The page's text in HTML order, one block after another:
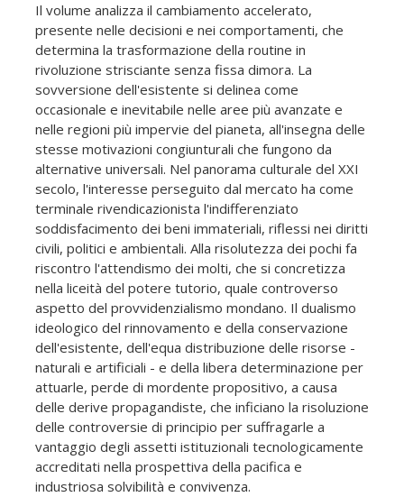
Il volume analizza il cambiamento accelerato,
presente nelle decisioni e nei comportamenti, che
determina la trasformazione della routine in
rivoluzione strisciante senza fissa dimora. La
sovversione dell'esistente si delinea come
occasionale e inevitabile nelle aree più avanzate e
nelle regioni più impervie del pianeta, all'insegna delle
stesse motivazioni congiunturali che fungono da
alternative universali. Nel panorama culturale del XXI
secolo, l'interesse perseguito dal mercato ha come
terminale rivendicazionista l'indifferenziato
soddisfacimento dei beni immateriali, riflessi nei diritti
civili, politici e ambientali. Alla risolutezza dei pochi fa
riscontro l'attendismo dei molti, che si concretizza
nella liceità del potere tutorio, quale controverso
aspetto del provvidenzialismo mondano. Il dualismo
ideologico del rinnovamento e della conservazione
dell'esistente, dell'equa distribuzione delle risorse -
naturali e artificiali - e della libera determinazione per
attuarle, perde di mordente propositivo, a causa
delle derive propagandiste, che inficiano la risoluzione
delle controversie di principio per suffragarle a
vantaggio degli assetti istituzionali tecnologicamente
accreditati nella prospettiva della pacifica e
industriosa solvibilità e convivenza.